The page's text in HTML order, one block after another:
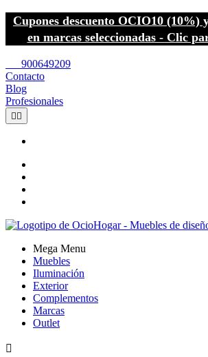
Cupones descuento OCIO10 (10%)
en marcas seleccionadas - Clic
900649209
Contacto
Blog
Profesionales
 
Mega Menu
Muebles
Iluminación
Exterior
Complementos
Marcas
Outlet
